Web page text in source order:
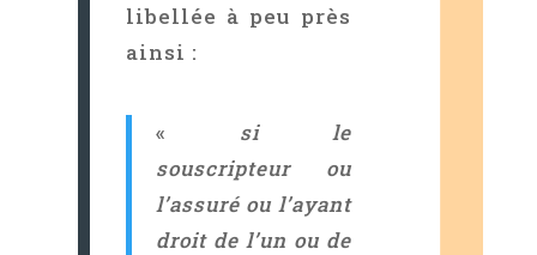
libellée à peu près
ainsi :
« si le
souscripteur ou
l’assuré ou l’ayant
droit de l’un ou de